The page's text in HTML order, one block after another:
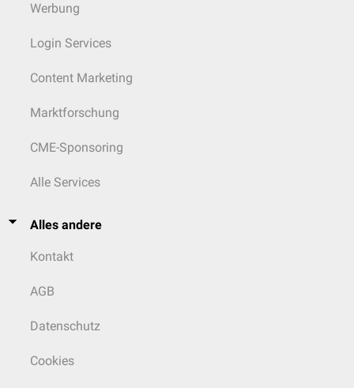
Werbung
Login Services
Content Marketing
Marktforschung
CME-Sponsoring
Alle Services
Alles andere
Kontakt
AGB
Datenschutz
Cookies